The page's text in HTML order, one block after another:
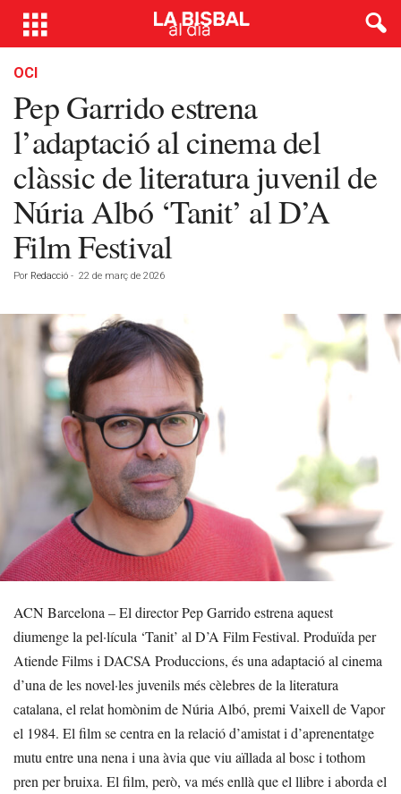
OCI
Pep Garrido estrena
l’adaptació al cinema del
clàssic de literatura juvenil de
Núria Albó ‘Tanit’ al D’A
Film Festival
Por Redacció - 22 de març de 2026
ACN Barcelona – El director Pep Garrido estrena aquest
diumenge la pel·lícula ‘Tanit’ al D’A Film Festival. Produïda per
Atiende Films i DACSA Produccions, és una adaptació al cinema
d’una de les novel·les juvenils més cèlebres de la literatura
catalana, el relat homònim de Núria Albó, premi Vaixell de Vapor
el 1984. El film se centra en la relació d’amistat i d’aprenentatge
mutu entre una nena i una àvia que viu aïllada al bosc i tothom
pren per bruixa. El film, però, va més enllà que el llibre i aborda el